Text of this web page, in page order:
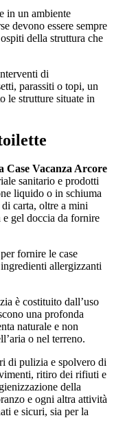
in un ambiente
devono essere sempre
della struttura che
di
parassiti o topi, un
le strutture situate in
Case Vacanza Arcore
sanitario e prodotti
liquido o in schiuma
carta, oltre a mini
gel doccia da fornire
fornire le case
allergizzanti
è costituito dall’uso
una profonda
naturale e non
o nel terreno.
di pulizia e spolvero di
ritiro dei rifiuti e
della
e ogni altra attività
e sicuri, sia per la